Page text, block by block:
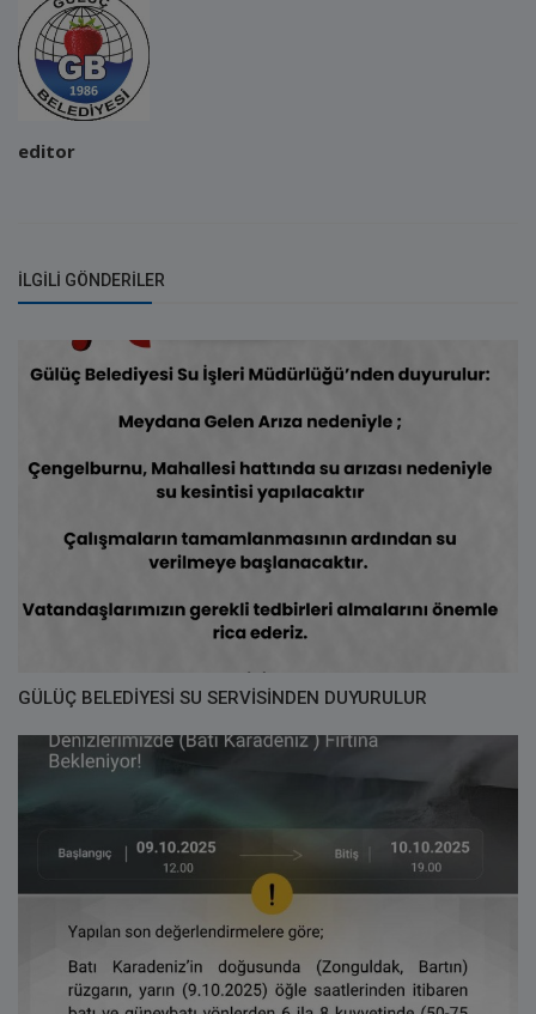
editor
İLGILI GÖNDERILER
GÜLÜÇ BELEDİYESİ SU SERVİSİNDEN DUYURULUR